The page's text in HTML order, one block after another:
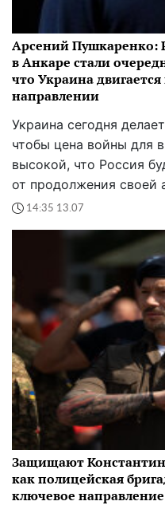
Арсений Пушкаренко:
в Анкаре стали
что Украина
направлении
Украина сегодня
чтобы цена войны для
высокой, что Россия
от продолжения своей
14:35 13.07
Защищают
как полицейская
ключевое